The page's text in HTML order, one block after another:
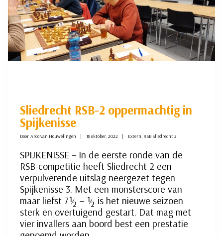
Sliedrecht RSB-2 oppermachtig in
Spijkenisse
Door Arco van Houwelingen 18 oktober, 2022 Extern, RSB Sliedrecht 2
SPIJKENISSE – In de eerste ronde van de
RSB-competitie heeft Sliedrecht 2 een
verpulverende uitslag neergezet tegen
Spijkenisse 3. Met een monsterscore van
maar liefst 7½ – ½ is het nieuwe seizoen
sterk en overtuigend gestart. Dat mag met
vier invallers aan boord best een prestatie